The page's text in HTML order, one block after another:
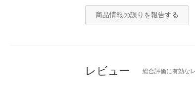
商品情報の誤りを報告する
レビュー 総合評価に有効な